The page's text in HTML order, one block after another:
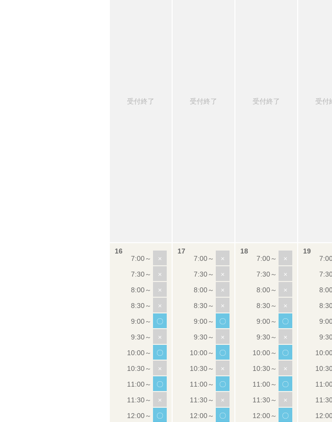
受付終了 受付終了 受付終了 受付
×
×
×
×
〇
×
〇
×
〇
×
〇
×
×
×
×
〇
×
〇
×
〇
×
〇
×
×
×
×
〇
×
〇
×
〇
×
〇